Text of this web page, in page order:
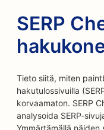
SERP
Tieto siitä, miten
hakutulossivuilla
korvaamaton. SERP
analysoida SERP-
Ymmärtämällä näiden